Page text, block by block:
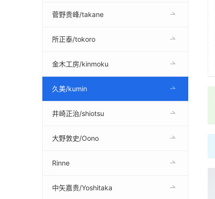
菅野贵峰/takane
所正泰/tokoro
金木工房/kinmoku
久美/kumin
井崎正治/shiotsu
大野敦史/Oono
Rinne
中矢嘉贵/Yoshitaka